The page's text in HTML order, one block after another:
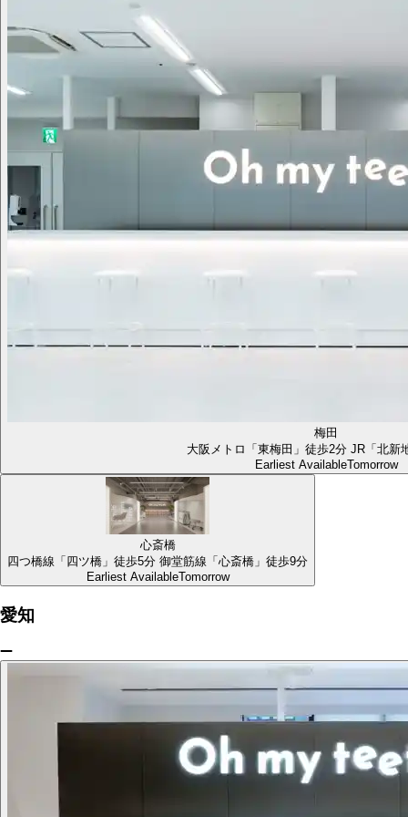
梅田
大阪メトロ「東梅田」徒歩2分 JR「北新
Earliest AvailableTomorrow
心斎橋
四つ橋線「四ツ橋」徒歩5分 御堂筋線「心斎橋」徒歩9分
Earliest AvailableTomorrow
愛知